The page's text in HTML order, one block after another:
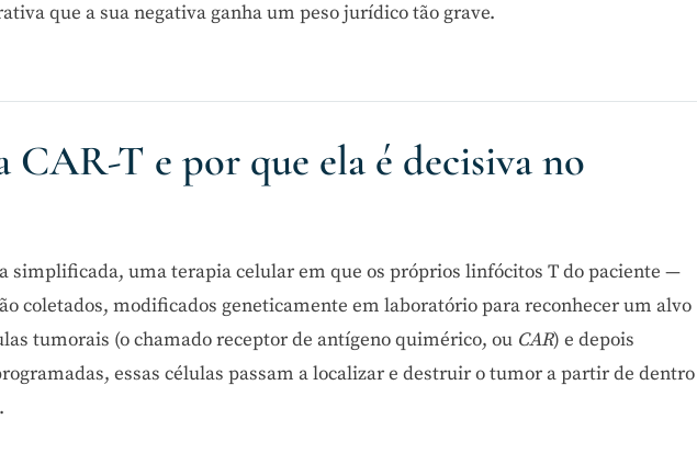
que a sua negativa ganha um peso jurídico tão grave.
CAR-T e por que ela é decisiva no
simplificada, uma terapia celular em que os próprios linfócitos T do paciente —
coletados, modificados geneticamente em laboratório para reconhecer um alvo
tumorais (o chamado receptor de antígeno quimérico, ou CAR) e depois
essas células passam a localizar e destruir o tumor a partir de dentro